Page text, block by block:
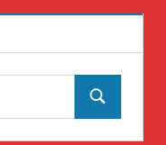
Suchen